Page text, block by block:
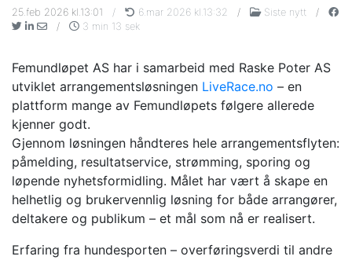
25.feb 2026 kl.13:01 / 6.mar 2026 kl.13:32 / Siste nytt
/
/
3 min 13 sek
Femundløpet AS har i samarbeid med Raske Poter AS
utviklet arrangementsløsningen LiveRace.no – en
plattform mange av Femundløpets følgere allerede
kjenner godt.
Gjennom løsningen håndteres hele arrangementsflyten:
påmelding, resultatservice, strømming, sporing og
løpende nyhetsformidling. Målet har vært å skape en
helhetlig og brukervennlig løsning for både arrangører,
deltakere og publikum – et mål som nå er realisert.
Erfaring fra hundesporten – overføringsverdi til andre